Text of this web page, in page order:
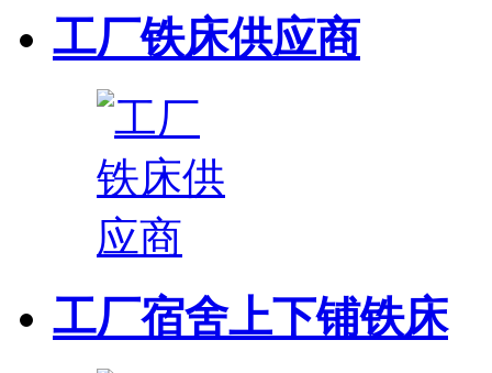
工厂铁床供应商
工厂宿舍上下铺铁床